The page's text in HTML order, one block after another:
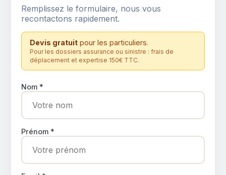
Remplissez le formulaire, nous vous
recontactons rapidement.
Devis gratuit pour les particuliers.
Pour les dossiers assurance ou sinistre : frais de
déplacement et expertise 150€ TTC.
Nom *
Prénom *